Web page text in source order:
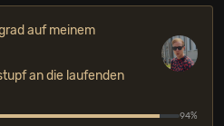
auf meinem
an die laufenden
94%